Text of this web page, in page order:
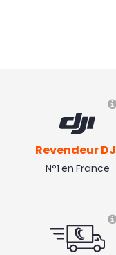
Revendeur
N°1 en France